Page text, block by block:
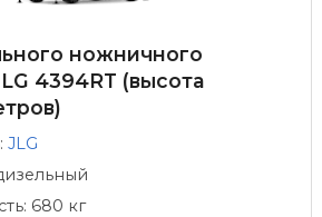
ножничного
4394RT (высота
JLG
680 кг